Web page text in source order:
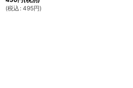
(税込 : 495円)